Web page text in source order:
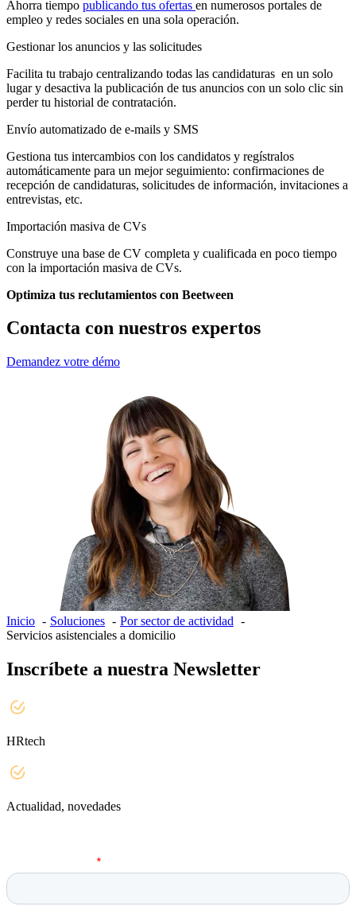
Ahorra tiempo publicando tus ofertas en numerosos portales de
empleo y redes sociales en una sola operación.
Gestionar los anuncios y las solicitudes
Facilita tu trabajo centralizando todas las candidaturas en un solo
lugar y desactiva la publicación de tus anuncios con un solo clic sin
perder tu historial de contratación.
Envío automatizado de e-mails y SMS
Gestiona tus intercambios con los candidatos y regístralos
automáticamente para un mejor seguimiento: confirmaciones de
recepción de candidaturas, solicitudes de información, invitaciones a
entrevistas, etc.
Importación masiva de CVs
Construye una base de CV completa y cualificada en poco tiempo
con la importación masiva de CVs.
Optimiza tus reclutamientos con Beetween
Contacta con nuestros expertos
Demandez votre démo
Inicio Soluciones
Por sector de actividad
Servicios asistenciales a domicilio
Inscríbete a nuestra Newsletter
HRtech
Actualidad, novedades